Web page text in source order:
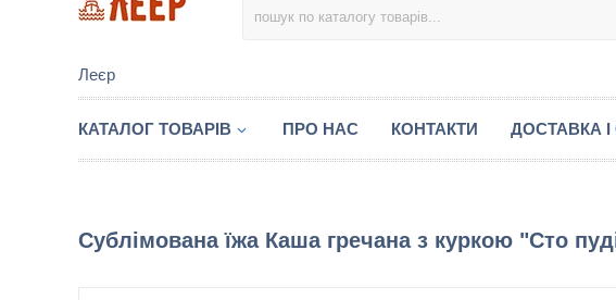
Леєр
КАТАЛОГ ТОВАРІВ ПРО НАС КОНТАКТИ ДОСТАВКА
Сублімована їжа Каша гречана з куркою "Сто